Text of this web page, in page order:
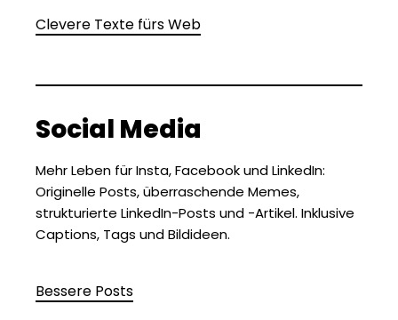
Clevere Texte fürs Web
Social Media
Mehr Leben für Insta, Facebook und LinkedIn:
Originelle Posts, überraschende Memes,
strukturierte LinkedIn-Posts und -Artikel. Inklusive
Captions, Tags und Bildideen.
Bessere Posts